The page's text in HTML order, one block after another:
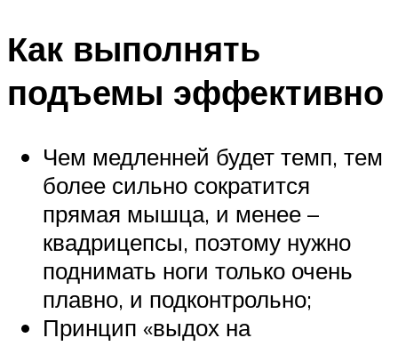
Как выполнять
подъемы эффективно
Чем медленней будет темп, тем
более сильно сократится
прямая мышца, и менее –
квадрицепсы, поэтому нужно
поднимать ноги только очень
плавно, и подконтрольно;
Принцип «выдох на